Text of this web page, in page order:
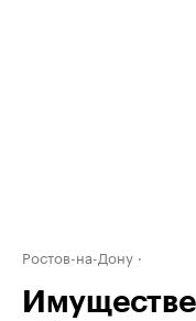
Ростов-на-Дону